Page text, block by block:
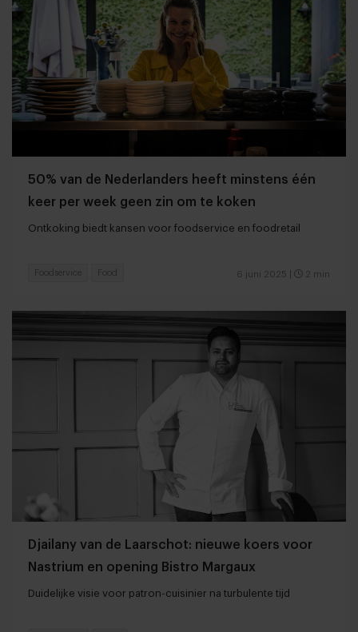
50% van de Nederlanders heeft minstens één
keer per week geen zin om te koken
Ontkoking biedt kansen voor foodservice en foodretail
6 juni 2025 2 min
Foodservice Food
Djailany van de Laarschot: nieuwe koers voor
Nastrium en opening Bistro Margaux
Duidelijke visie voor patron-cuisinier na turbulente tijd